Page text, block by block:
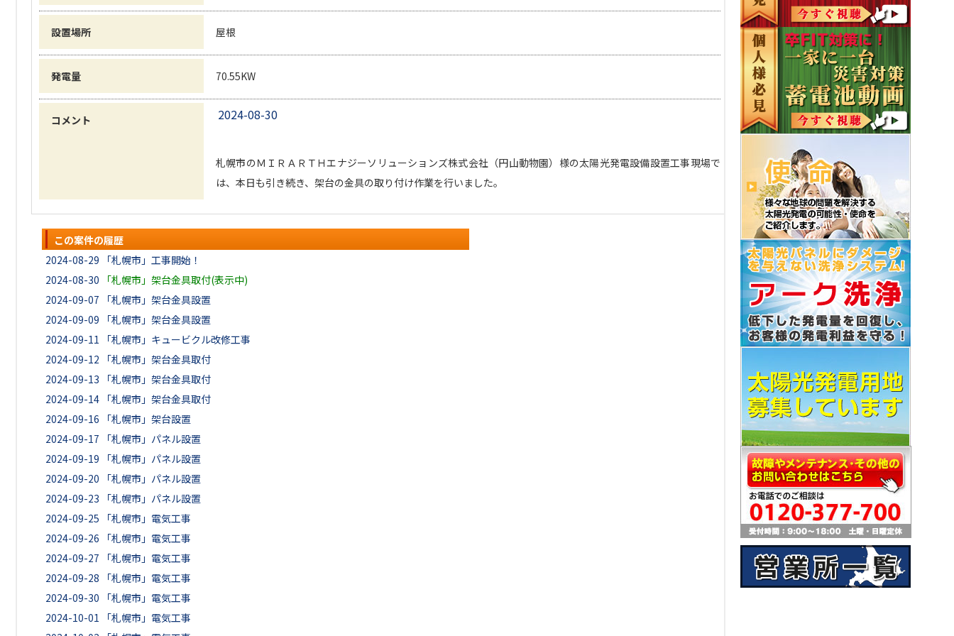
設置場所 屋根
発電量 70.55KW
コメント 2024-08-30
札幌市のＭＩＲＡＲＴＨエナジーソリューションズ株式会社（円山動物園）様の太陽光発電設備設置工事現場で
は、本日も引き続き、架台の金具の取り付け作業を行いました。
この案件の履歴
2024-08-29
「札幌市」工事開始！
2024-08-30
「札幌市」架台金具取付(表示中)
2024-09-07
「札幌市」架台金具設置
2024-09-09
「札幌市」架台金具設置
2024-09-11
「札幌市」キュービクル改修工事
2024-09-12
「札幌市」架台金具取付
2024-09-13
「札幌市」架台金具取付
2024-09-14 「札幌市」架台金具取付
2024-09-16
「札幌市」架台設置
2024-09-17
「札幌市」パネル設置
2024-09-19
「札幌市」パネル設置
2024-09-20
「札幌市」パネル設置
2024-09-23
「札幌市」パネル設置
2024-09-25
「札幌市」電気工事
2024-09-26
「札幌市」電気工事
2024-09-27
「札幌市」電気工事
2024-09-28
「札幌市」電気工事
2024-09-30
「札幌市」電気工事
2024-10-01
「札幌市」電気工事